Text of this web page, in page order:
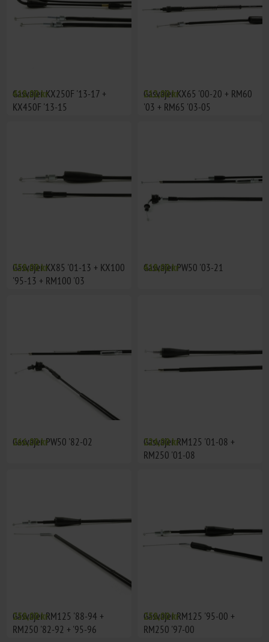
Gasvajer KX250F '13-17 +
KX450F '13-15
418,00 kr
Gasvajer KX65 '00-20 + RM60
'03 + RM65 '03-05
212,00 kr
Gasvajer KX85 '01-13 + KX100
'95-13 + RM100 '03
258,00 kr Gasvajer PW50 '03-21
418,00 kr
Gasvajer PW50 '82-02
266,00 kr
Gasvajer RM125 '01-08 +
RM250 '01-08
224,00 kr
Gasvajer RM125 '88-94 +
RM250 '82-92 + '95-96
258,00 kr
Gasvajer RM125 '95-00 +
RM250 '97-00
258,00 kr